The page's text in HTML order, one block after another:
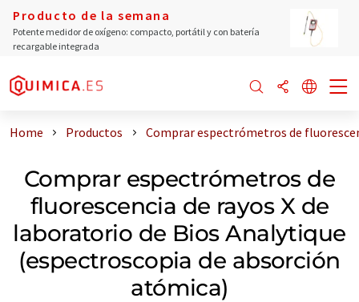
Producto de la semana
Potente medidor de oxígeno: compacto, portátil y con batería
recargable integrada
Home Productos Comprar espectrómetros de
Comprar espectrómetros de
fluorescencia de rayos X de
laboratorio de Bios Analytique
(espectroscopia de absorción
atómica)